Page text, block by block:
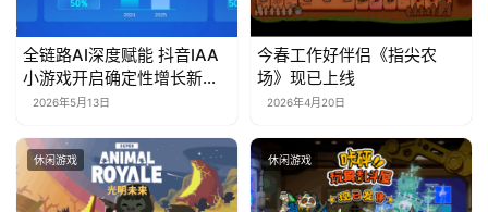
全链路AI深度赋能 抖音IAA
小游戏开启确定性增长新周
期2026年5月13日
今春工作好伴侣《指尖农
场》现已上线
2026年4月20日
休闲游戏 休闲游戏